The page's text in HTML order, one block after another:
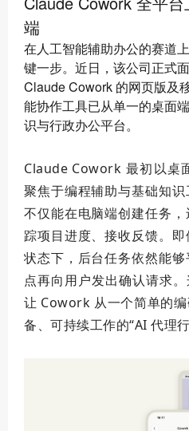
端
在人工智能辅助办公的赛道
键一步。近日，该公司正式
Claude Cowork 的网页版及
能协作工具已从单一的桌面
识与行政办公平台。
Claude Cowork 最初以桌
聚焦于编程辅助与基础知
不仅能在电脑端创建任务
踪项目进度、接收反馈。
状态下，后台任务依然能
点再向用户发出确认请求。
让 Cowork 从一个简单的
备、可持续工作的“AI 代理行